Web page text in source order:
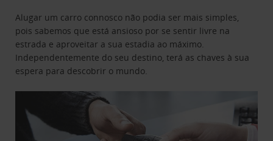
Alugar um carro connosco não podia ser mais simples,
pois sabemos que está ansioso por se sentir livre na
estrada e aproveitar a sua estadia ao máximo.
Independentemente do seu destino, terá as chaves à sua
espera para descobrir o mundo.